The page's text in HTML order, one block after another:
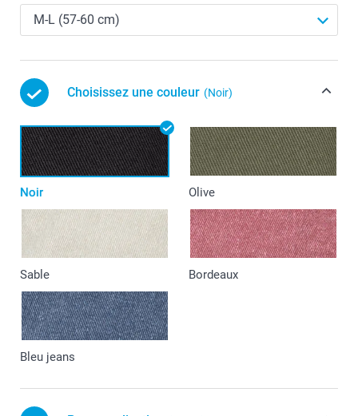
Choisissez une couleur (Noir)
Noir Olive
Sable Bordeaux
Bleu jeans